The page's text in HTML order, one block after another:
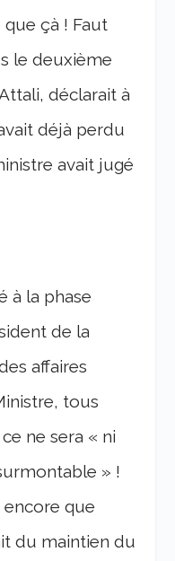
que çà ! Faut
le deuxième
déclarait à
déjà perdu
avait jugé
à la phase
de la
affaires
tous
ne sera « ni
» !
encore que
du maintien du